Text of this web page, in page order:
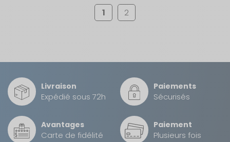
1 2
Livraison
Expédié sous 72h
Paiements
Sécurisés
Avantages
Carte de fidélité
Paiement
Plusieurs fois